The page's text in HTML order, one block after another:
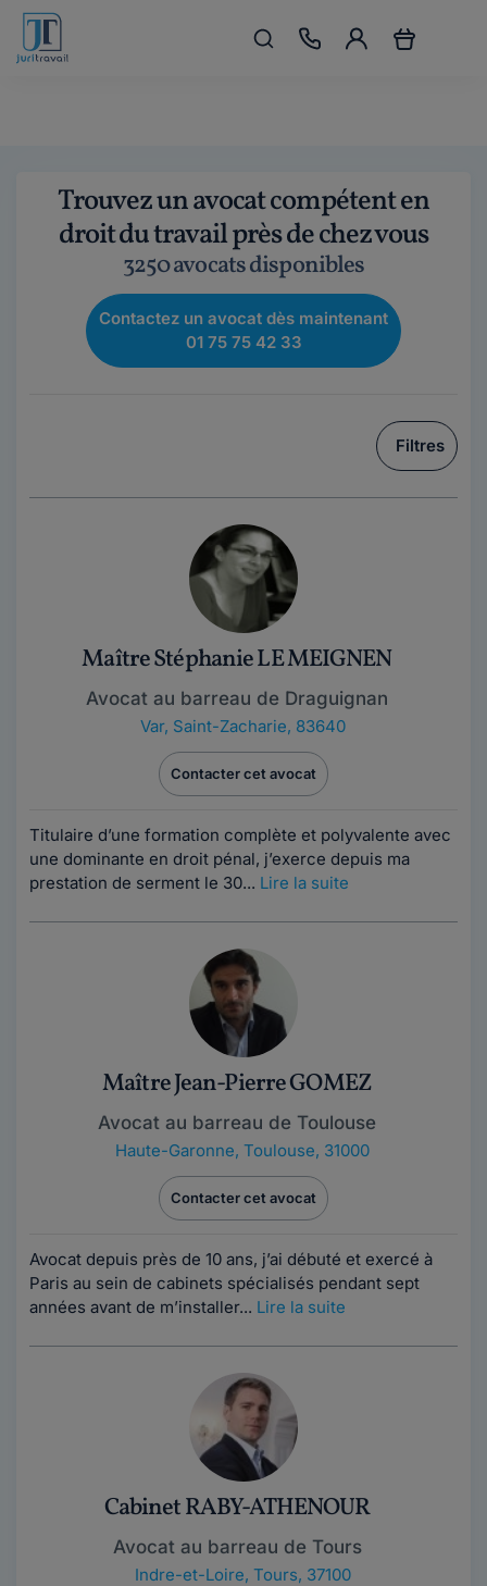
Trouvez un avocat compétent en
droit du travail près de chez vous
3250 avocats disponibles
Contactez un avocat dès maintenant
01 75 75 42 33
Filtres
Maître Stéphanie LE MEIGNEN
Avocat au barreau de Draguignan
Var, Saint-Zacharie, 83640
Contacter cet avocat
Titulaire d’une formation complète et polyvalente avec
une dominante en droit pénal, j’exerce depuis ma
prestation de serment le 30... Lire la suite
Maître Jean-Pierre GOMEZ
Avocat au barreau de Toulouse
Haute-Garonne, Toulouse, 31000
Contacter cet avocat
Avocat depuis près de 10 ans, j’ai débuté et exercé à
Paris au sein de cabinets spécialisés pendant sept
années avant de m’installer... Lire la suite
Cabinet RABY-ATHENOUR
Avocat au barreau de Tours
Indre-et-Loire, Tours, 37100